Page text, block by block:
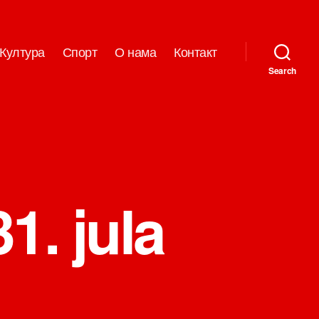
Култура Спорт О нама Контакт
Search
jula